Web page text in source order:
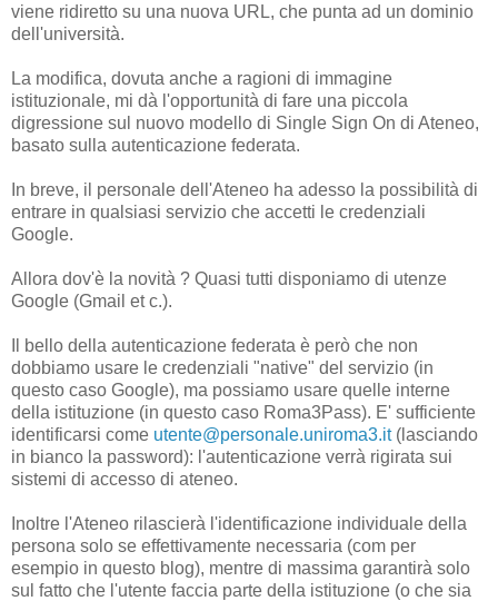
viene ridiretto su una nuova URL, che punta ad un dominio
dell'università.
La modifica, dovuta anche a ragioni di immagine
istituzionale, mi dà l'opportunità di fare una piccola
digressione sul nuovo modello di Single Sign On di Ateneo,
basato sulla autenticazione federata.
In breve, il personale dell'Ateneo ha adesso la possibilità di
entrare in qualsiasi servizio che accetti le credenziali
Google.
Allora dov'è la novità ? Quasi tutti disponiamo di utenze
Google (Gmail et c.).
Il bello della autenticazione federata è però che non
dobbiamo usare le credenziali "native" del servizio (in
questo caso Google), ma possiamo usare quelle interne
della istituzione (in questo caso Roma3Pass). E' sufficiente
identificarsi come utente@personale.uniroma3.it(lasciando
in bianco la password): l'autenticazione verrà rigirata sui
sistemi di accesso di ateneo.
Inoltre l'Ateneo rilascierà l'identificazione individuale della
persona solo se effettivamente necessaria (com per
esempio in questo blog), mentre di massima garantirà solo
sul fatto che l'utente faccia parte della istituzione (o che sia